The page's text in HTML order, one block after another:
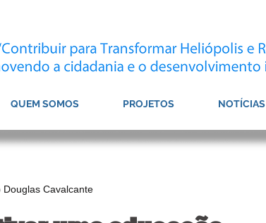
QUEM SOMOS PROJETOS NOTÍCIAS
Cavalcante